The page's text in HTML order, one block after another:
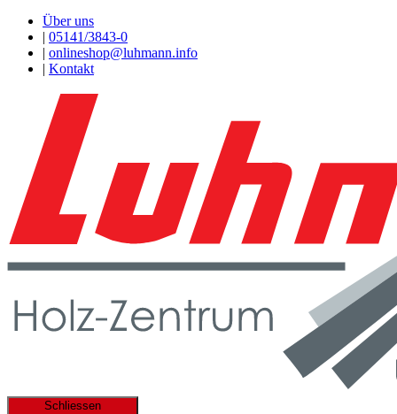
Über uns
| 05141/3843-0
| onlineshop@luhmann.info
| Kontakt
Schliessen